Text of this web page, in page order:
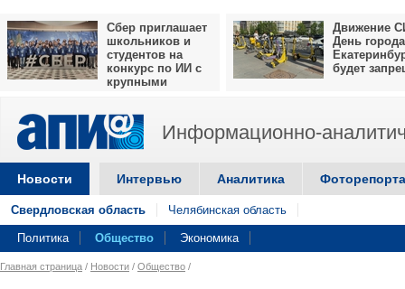
Сбер приглашает
школьников и
студентов на
конкурс по ИИ с
крупными
Движение
День города
будет
Информационно-
Новости Интервью Аналитика
Свердловская область Челябинская область
Политика Общество Экономика
Главная страница / Новости / Общество /